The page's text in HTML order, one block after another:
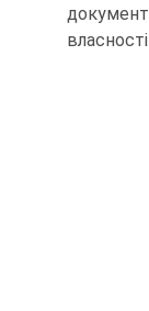
власності